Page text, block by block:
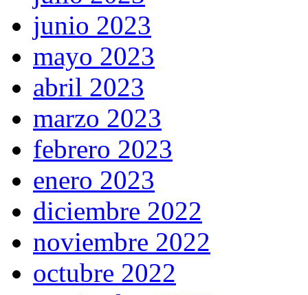
junio 2023
mayo 2023
abril 2023
marzo 2023
febrero 2023
enero 2023
diciembre 2022
noviembre 2022
octubre 2022